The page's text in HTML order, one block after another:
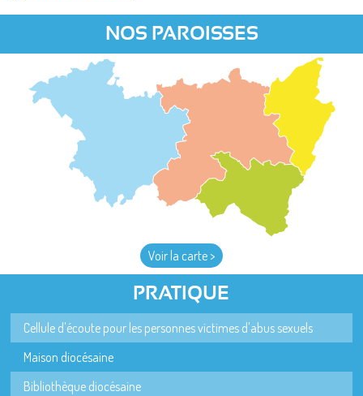
NOS PAROISSES
Voir la carte >
PRATIQUE
Cellule d'écoute pour les personnes victimes d'abus sexuels
Maison diocésaine
Bibliothèque diocésaine